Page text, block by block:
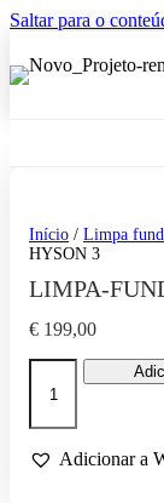
Saltar para o
Início / Limpa
HYSON 3
LIMPA-
€ 199,00
Quantidade
FUNDOS
HYSON
Adicionar a